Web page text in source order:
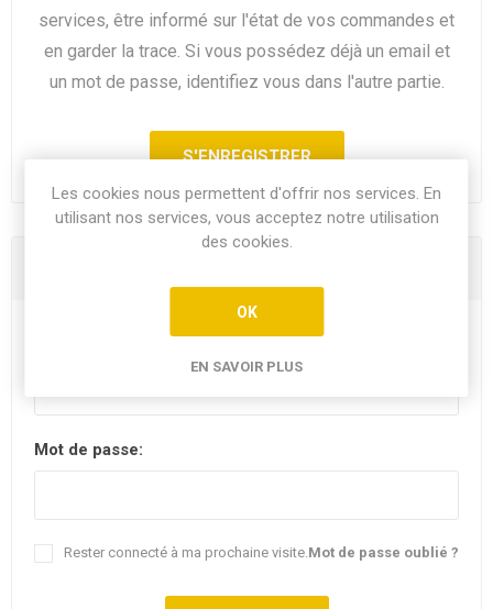
services, être informé sur l'état de vos commandes et
en garder la trace. Si vous possédez déjà un email et
un mot de passe, identifiez vous dans l'autre partie.
Mot de passe:
Mot de passe oublié ?
Rester connecté à ma prochaine visite.
Les cookies nous permettent d'offrir nos services. En
utilisant nos services, vous acceptez notre utilisation
des cookies.
OK
EN SAVOIR PLUS